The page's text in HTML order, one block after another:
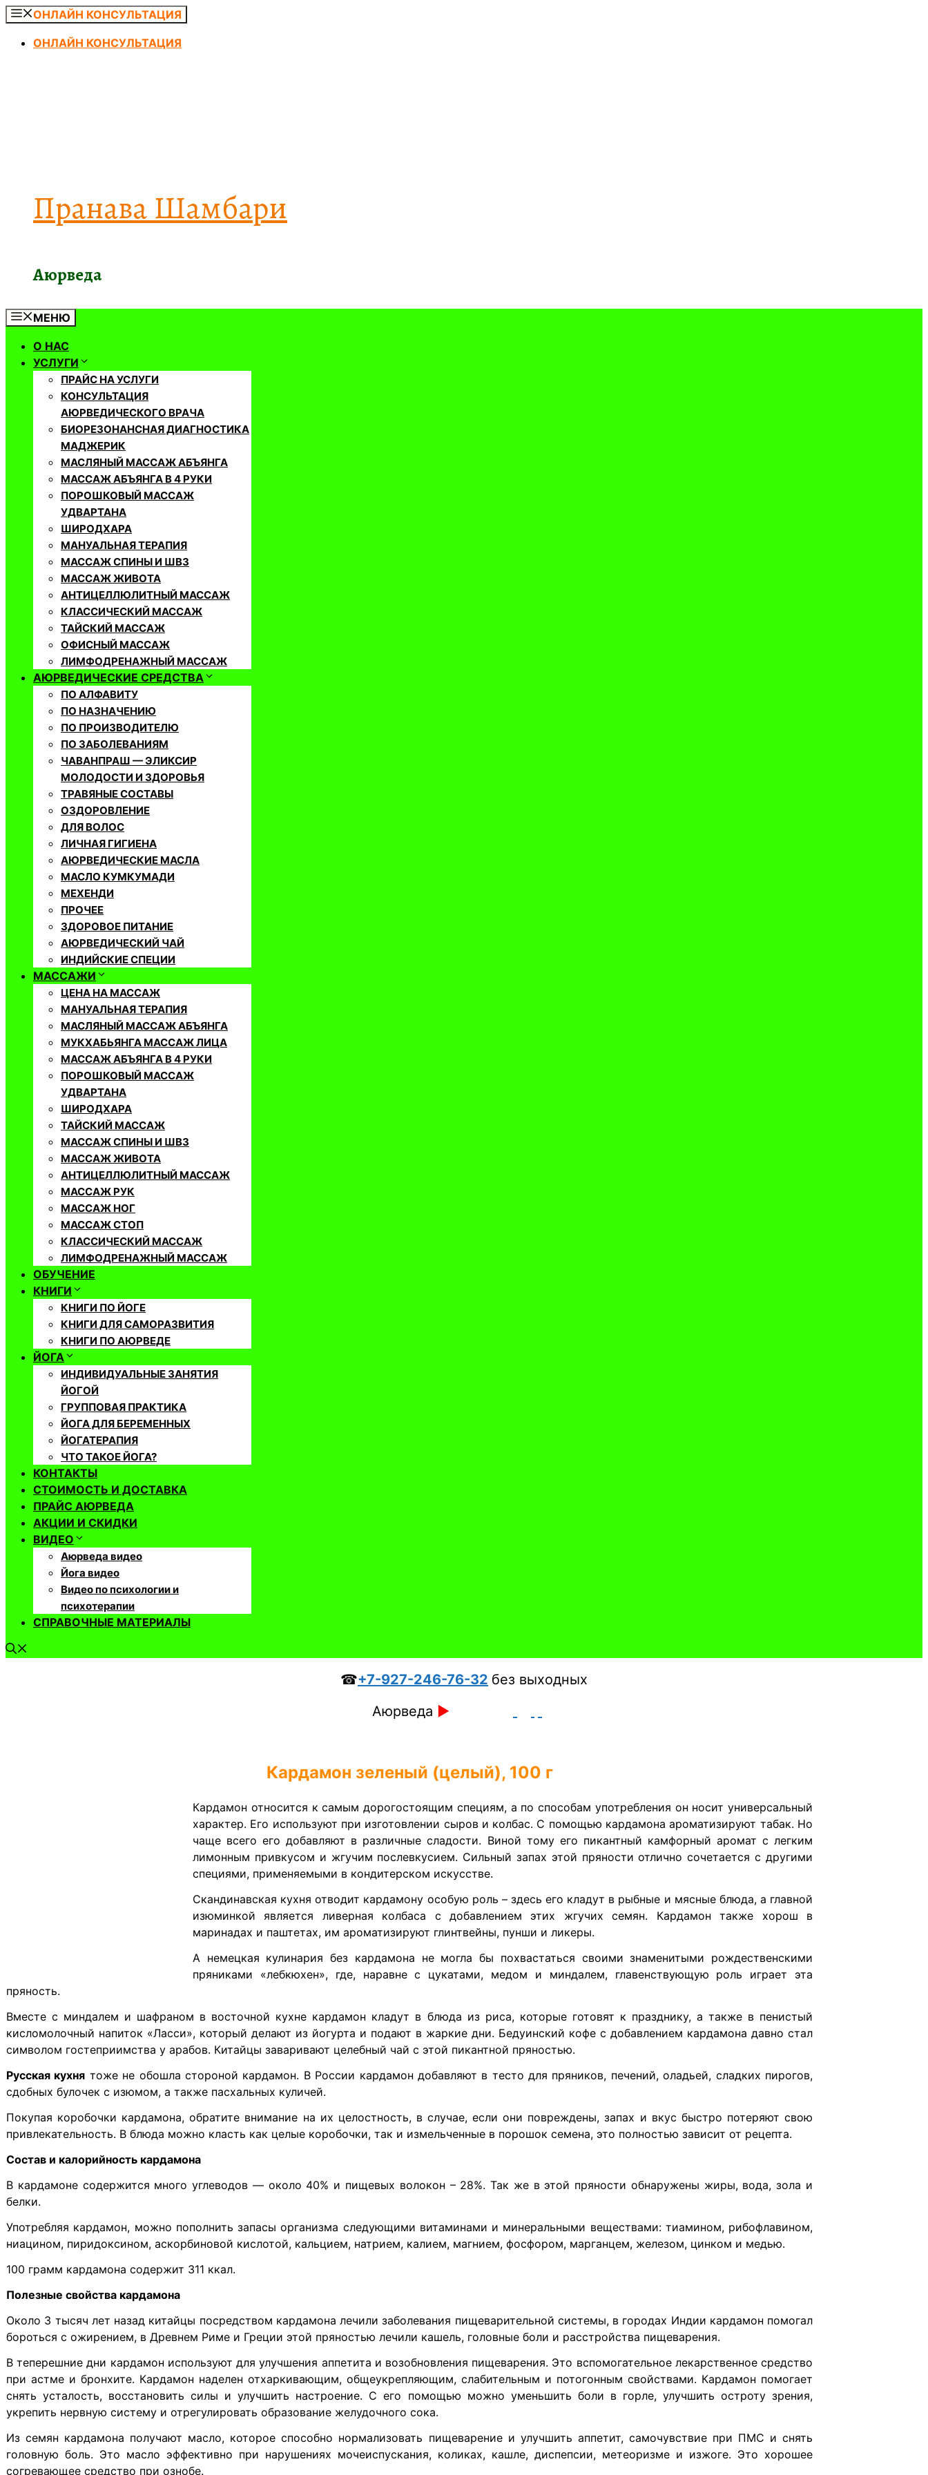
Перейти
содержимому
ОНЛАЙН КОНСУЛЬТАЦИЯ
ОНЛАЙН КОНСУЛЬТАЦИЯ
Пранава Шамбари
Аюрведа
МЕНЮ
О НАС
УСЛУГИ
ПРАЙС НА УСЛУГИ
КОНСУЛЬТАЦИЯ
АЮРВЕДИЧЕСКОГО ВРАЧА
БИОРЕЗОНАНСНАЯ ДИАГНОСТИКА
МАДЖЕРИК
МАСЛЯНЫЙ МАССАЖ АБЪЯНГА
МАССАЖ АБЪЯНГА В 4 РУКИ
ПОРОШКОВЫЙ МАССАЖ
УДВАРТАНА
ШИРОДХАРА
МАНУАЛЬНАЯ ТЕРАПИЯ
МАССАЖ СПИНЫ И ШВЗ
МАССАЖ ЖИВОТА
АНТИЦЕЛЛЮЛИТНЫЙ МАССАЖ
КЛАССИЧЕСКИЙ МАССАЖ
ТАЙСКИЙ МАССАЖ
ОФИСНЫЙ МАССАЖ
ЛИМФОДРЕНАЖНЫЙ МАССАЖ
АЮРВЕДИЧЕСКИЕ СРЕДСТВА
ПО АЛФАВИТУ
ПО НАЗНАЧЕНИЮ
ПО ПРОИЗВОДИТЕЛЮ
ПО ЗАБОЛЕВАНИЯМ
ЧАВАНПРАШ — ЭЛИКСИР
МОЛОДОСТИ И ЗДОРОВЬЯ
ТРАВЯНЫЕ СОСТАВЫ
ОЗДОРОВЛЕНИЕ
ДЛЯ ВОЛОС
ЛИЧНАЯ ГИГИЕНА
АЮРВЕДИЧЕСКИЕ МАСЛА
МАСЛО КУМКУМАДИ
МЕХЕНДИ
ПРОЧЕЕ
ЗДОРОВОЕ ПИТАНИЕ
АЮРВЕДИЧЕСКИЙ ЧАЙ
ИНДИЙСКИЕ СПЕЦИИ
МАССАЖИ
ЦЕНА НА МАССАЖ
МАНУАЛЬНАЯ ТЕРАПИЯ
МАСЛЯНЫЙ МАССАЖ АБЪЯНГА
МУКХАБЬЯНГА МАССАЖ ЛИЦА
МАССАЖ АБЪЯНГА В 4 РУКИ
ПОРОШКОВЫЙ МАССАЖ
УДВАРТАНА
ШИРОДХАРА
ТАЙСКИЙ МАССАЖ
МАССАЖ СПИНЫ И ШВЗ
МАССАЖ ЖИВОТА
АНТИЦЕЛЛЮЛИТНЫЙ МАССАЖ
МАССАЖ РУК
МАССАЖ НОГ
МАССАЖ СТОП
КЛАССИЧЕСКИЙ МАССАЖ
ЛИМФОДРЕНАЖНЫЙ МАССАЖ
ОБУЧЕНИЕ
КНИГИ
КНИГИ ПО ЙОГЕ
КНИГИ ДЛЯ САМОРАЗВИТИЯ
КНИГИ ПО АЮРВЕДЕ
ЙОГА
ИНДИВИДУАЛЬНЫЕ ЗАНЯТИЯ
ЙОГОЙ
ГРУППОВАЯ ПРАКТИКА
ЙОГА ДЛЯ БЕРЕМЕННЫХ
ЙОГАТЕРАПИЯ
ЧТО ТАКОЕ ЙОГА?
КОНТАКТЫ
СТОИМОСТЬ И ДОСТАВКА
ПРАЙС АЮРВЕДА
АКЦИИ И СКИДКИ
ВИДЕО
Аюрведа видео
Йога видео
Видео по психологии и
психотерапии
СПРАВОЧНЫЕ МАТЕРИАЛЫ
☎+7-927-246-76-32 без выходных
Аюрведа ►
Кардамон зеленый (целый), 100 г
Кардамон относится к самым дорогостоящим специям, а по способам употребления он носит универсальный
характер. Его используют при изготовлении сыров и колбас. С помощью кардамона ароматизируют табак. Но
чаще всего его добавляют в различные сладости. Виной тому его пикантный камфорный аромат с легким
лимонным привкусом и жгучим послевкусием. Сильный запах этой пряности отлично сочетается с другими
специями, применяемыми в кондитерском искусстве.
Скандинавская кухня отводит кардамону особую роль – здесь его кладут в рыбные и мясные блюда, а главной
изюминкой является ливерная колбаса с добавлением этих жгучих семян. Кардамон также хорош в
маринадах и паштетах, им ароматизируют глинтвейны, пунши и ликеры.
А немецкая кулинария без кардамона не могла бы похвастаться своими знаменитыми рождественскими
пряниками «лебкюхен», где, наравне с цукатами, медом и миндалем, главенствующую роль играет эта
пряность.
Вместе с миндалем и шафраном в восточной кухне кардамон кладут в блюда из риса, которые готовят к празднику, а также в пенистый
кисломолочный напиток «Ласси», который делают из йогурта и подают в жаркие дни. Бедуинский кофе с добавлением кардамона давно стал
символом гостеприимства у арабов. Китайцы заваривают целебный чай с этой пикантной пряностью.
Русская кухня тоже не обошла стороной кардамон. В России кардамон добавляют в тесто для пряников, печений, оладьей, сладких пирогов,
сдобных булочек с изюмом, а также пасхальных куличей.
Покупая коробочки кардамона, обратите внимание на их целостность, в случае, если они повреждены, запах и вкус быстро потеряют свою
привлекательность. В блюда можно класть как целые коробочки, так и измельченные в порошок семена, это полностью зависит от рецепта.
Состав и калорийность кардамона
В кардамоне содержится много углеводов — около 40% и пищевых волокон – 28%. Так же в этой пряности обнаружены жиры, вода, зола и
белки.
Употребляя кардамон, можно пополнить запасы организма следующими витаминами и минеральными веществами: тиамином, рибофлавином,
ниацином, пиридоксином, аскорбиновой кислотой, кальцием, натрием, калием, магнием, фосфором, марганцем, железом, цинком и медью.
100 грамм кардамона содержит 311 ккал.
Полезные свойства кардамона
Около 3 тысяч лет назад китайцы посредством кардамона лечили заболевания пищеварительной системы, в городах Индии кардамон помогал
бороться с ожирением, в Древнем Риме и Греции этой пряностью лечили кашель, головные боли и расстройства пищеварения.
В теперешние дни кардамон используют для улучшения аппетита и возобновления пищеварения. Это вспомогательное лекарственное средство
при астме и бронхите. Кардамон наделен отхаркивающим, общеукрепляющим, слабительным и потогонным свойствами. Кардамон помогает
снять усталость, восстановить силы и улучшить настроение. С его помощью можно уменьшить боли в горле, улучшить остроту зрения,
укрепить нервную систему и отрегулировать образование желудочного сока.
Из семян кардамона получают масло, которое способно нормализовать пищеварение и улучшить аппетит, самочувствие при ПМС и снять
головную боль. Это масло эффективно при нарушениях мочеиспускания, коликах, кашле, диспепсии, метеоризме и изжоге. Это хорошее
согревающее средство при ознобе.